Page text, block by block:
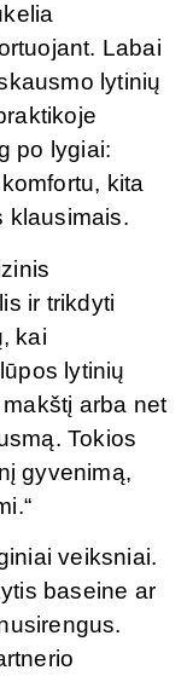
Labai
lytinių
po lygiai:
kita
klausimais.
ir trikdyti
kai
lytinių
arba net
Tokios
gyvenimą,
veiksniai.
baseine ar